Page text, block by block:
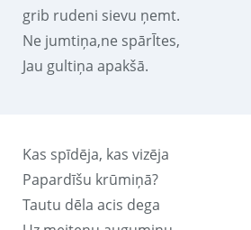
grib rudeni sievu ņemt.
Ne jumtiņa,ne spārĪtes,
Jau gultiņa apakšā.
Kas spīdēja, kas vizēja
Papardīšu krūmiņā?
Tautu dēla acis dega